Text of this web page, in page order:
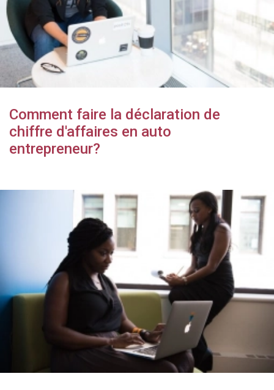
Comment faire la déclaration de
chiffre d'affaires en auto
entrepreneur?